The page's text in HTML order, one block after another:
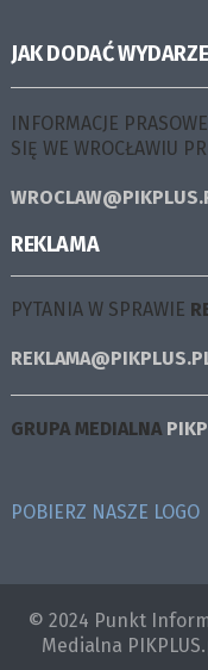
JAK DODAĆ
INFORMACJE
SIĘ WE WROCŁAWIU
REKLAMA
PYTANIA W SPRAWIE
GRUPA MEDIALNA
POBIERZ NASZE LOGO
© 2024 Punkt
Medialna